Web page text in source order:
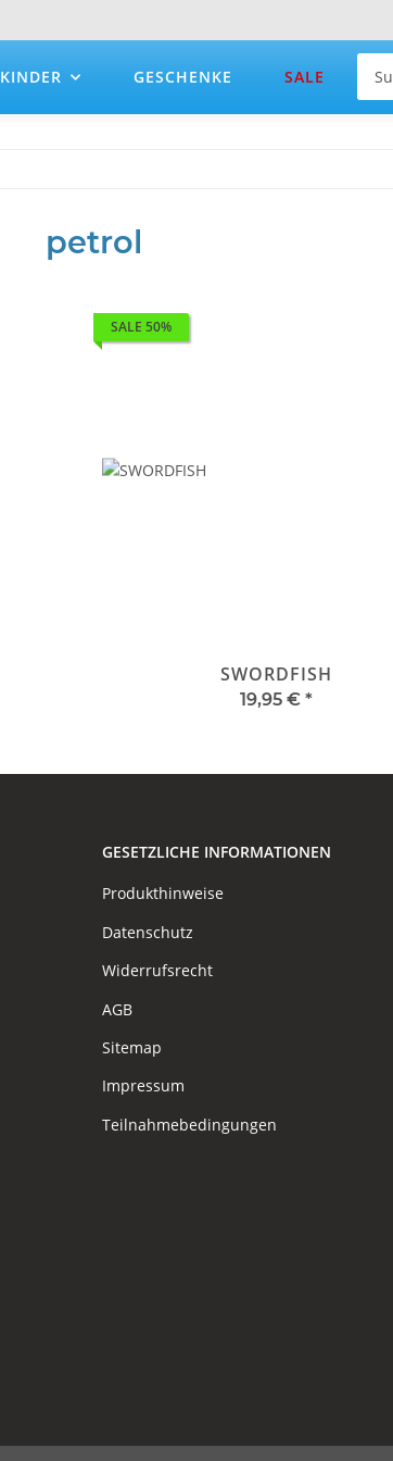
KINDER GESCHENKE SALE
petrol
SALE 50%
SWORDFISH
19,95 € *
GESETZLICHE INFORMATIONEN
Produkthinweise
Datenschutz
Widerrufsrecht
AGB
Sitemap
Impressum
Teilnahmebedingungen